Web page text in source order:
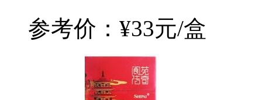
参考价：¥33元/盒